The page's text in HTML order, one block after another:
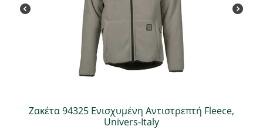
Ζακέτα 94325 Ενισχυμένη Αντιστρεπτή Fleece,
Univers-Italy